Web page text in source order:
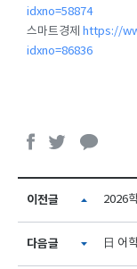
idxno=58874
스마트경제
https://
idxno=86836
이전글
다음글 日 어